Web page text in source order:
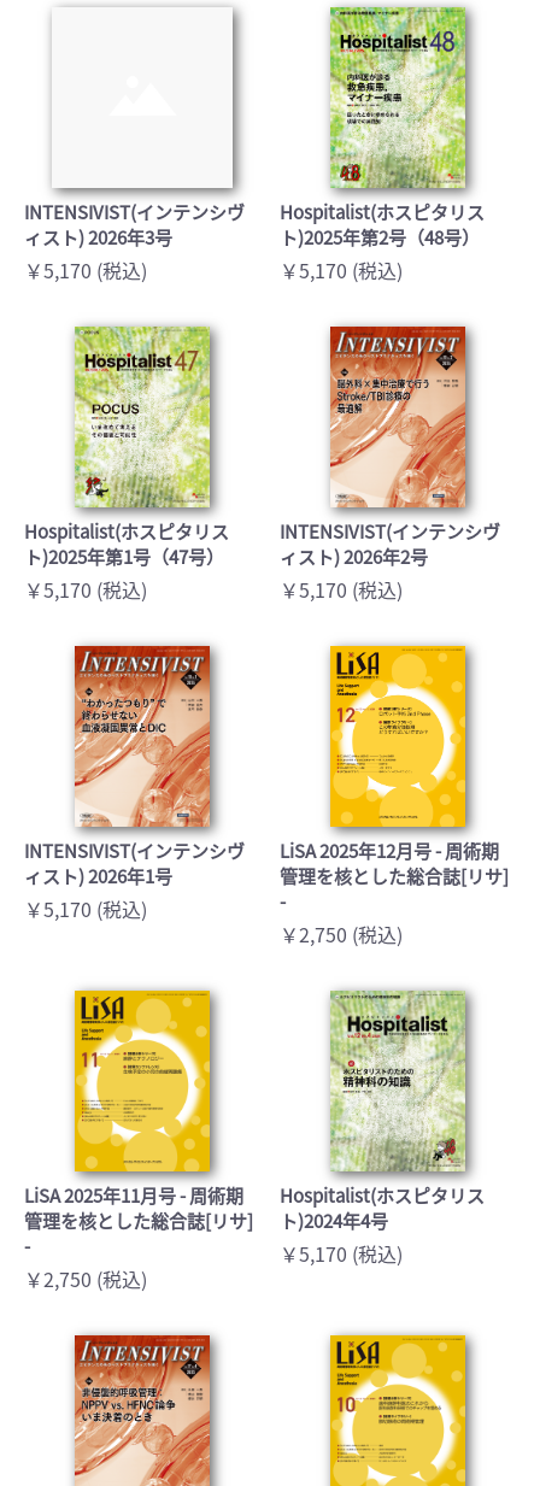
INTENSIVIST(インテンシヴ
ィスト) 2026年3号
￥5,170 (税込)
Hospitalist(ホスピタリス
ト)2025年第2号（48号）
￥5,170 (税込)
Hospitalist(ホスピタリス
ト)2025年第1号（47号）
￥5,170 (税込)
INTENSIVIST(インテンシヴ
ィスト) 2026年2号
￥5,170 (税込)
INTENSIVIST(インテンシヴ
ィスト) 2026年1号
￥5,170 (税込)
LiSA 2025年12月号 - 周術期
管理を核とした総合誌[リサ]
-
￥2,750 (税込)
LiSA 2025年11月号 - 周術期
管理を核とした総合誌[リサ]
-
￥2,750 (税込)
Hospitalist(ホスピタリス
ト)2024年4号
￥5,170 (税込)